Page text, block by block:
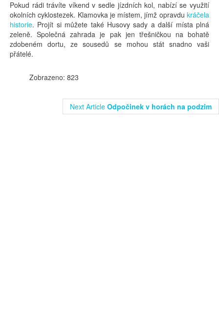
Pokud rádi trávíte víkend v sedle jízdních kol, nabízí se využití
okolních cyklostezek. Klamovka je místem, jímž opravdu kráčela
historie. Projít si můžete také Husovy sady a další místa plná
zeleně. Společná zahrada je pak jen třešničkou na bohatě
zdobeném dortu, ze sousedů se mohou stát snadno vaši
přátelé.
Zobrazeno: 823
Next Article Odpočinek v horách na podzim